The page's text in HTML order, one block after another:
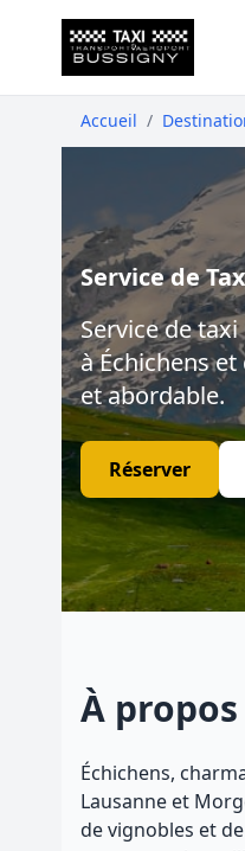
Accueil /
Service de
Service de
à Échichens
et abordable.
Réserver
À
Échichens,
Lausanne et
de vignobles et